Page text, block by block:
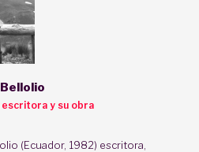
y su obra
(Ecuador, 1982) escritora,